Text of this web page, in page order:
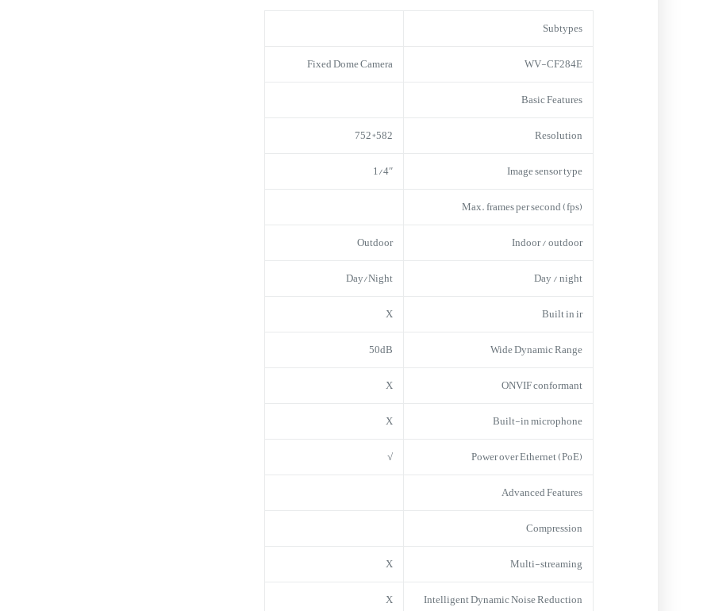
Subtypes
WV-CF284E
Fixed Dome Camera
Basic Features
Resolution
582*752
Image sensor type
1/4″
Max. frames per second (fps)
Indoor / outdoor
Outdoor
Day / night
Day/Night
Built in ir
X
Wide Dynamic Range
50dB
ONVIF conformant
X
Built-in microphone
X
Power over Ethernet (PoE)
√
Advanced Features
Compression
Multi-streaming
X
Intelligent Dynamic Noise Reduction
X